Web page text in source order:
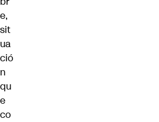
e,
sit
ua
ció
n
qu
e
co